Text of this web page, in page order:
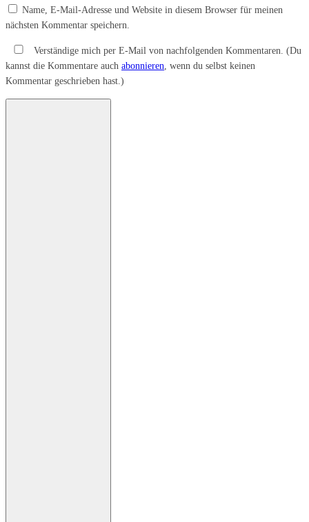
Name, E-Mail-Adresse und Website in diesem Browser für meinen
nächsten Kommentar speichern.
Verständige mich per E-Mail von nachfolgenden Kommentaren. (Du
kannst die Kommentare auch abonnieren, wenn du selbst keinen
Kommentar geschrieben hast.)